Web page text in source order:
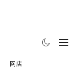
网店